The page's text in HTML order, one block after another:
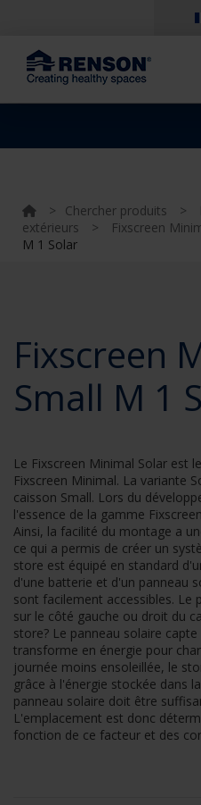
> Chercher produits >
extérieurs
> Fixscreen
M 1 Solar
Fixscreen
Small M 1
Le Fixscreen Minimal Solar est
Fixscreen Minimal. La variante
caisson Small. Lors du
l'essence de la gamme
Ainsi, la facilité du montage a
ce qui a permis de créer un
store est équipé en standard
d'une batterie et d'un panneau
sont facilement accessibles. Le
sur le côté gauche ou droit du
store? Le panneau solaire
transforme en énergie pour
journée moins ensoleillée, le
grâce à l'énergie stockée dans
panneau solaire doit être
L'emplacement est donc
fonction de ce facteur et des